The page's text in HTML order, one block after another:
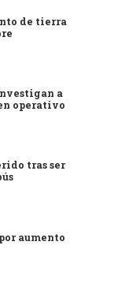
de tierra
a
operativo
tras ser
aumento